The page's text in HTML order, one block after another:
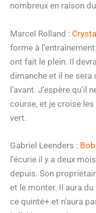
nombreux en raison
Marcel Rolland :
forme à
ont fait le plein. Il
dimanche et il ne sera
l’avant. J’espère qu’il
course, et je croise
vert.
Gabriel Leenders :
l’écurie il y a deux
depuis. Son
et le monter. Il aura
ce quinté+ et n’aura